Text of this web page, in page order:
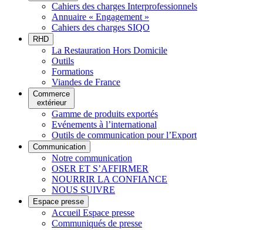
Cahiers des charges Interprofessionnels
Annuaire « Engagement »
Cahiers des charges SIQO
RHD
La Restauration Hors Domicile
Outils
Formations
Viandes de France
Commerce
extérieur
Gamme de produits exportés
Evénements à l’international
Outils de communication pour l’Export
Communication
Notre communication
OSER ET S’AFFIRMER
NOURRIR LA CONFIANCE
NOUS SUIVRE
Espace presse
Accueil Espace presse
Communiqués de presse